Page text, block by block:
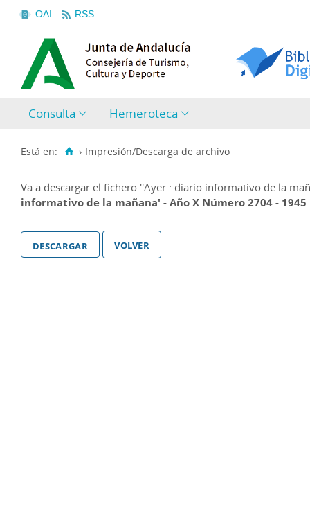
OAI RSS
Consulta Hemeroteca
Está en: › Impresión/Descarga de archivo
Va a descargar el fichero ''Ayer : diario informativo de la
informativo de la mañana' - Año X Número 2704 - 1945
volver